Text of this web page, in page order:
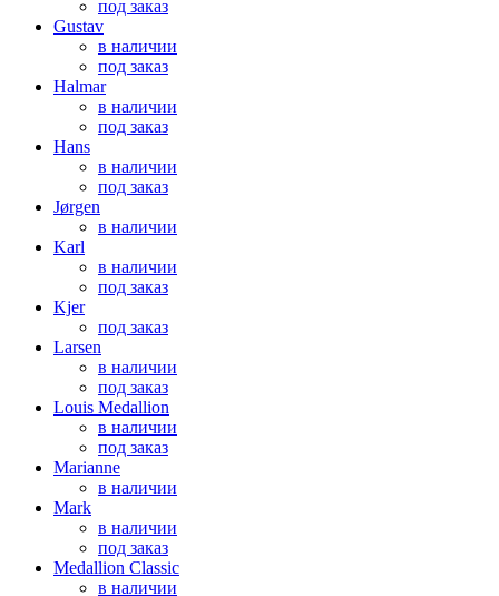
под заказ
Gustav
в наличии
под заказ
Halmar
в наличии
под заказ
Hans
в наличии
под заказ
Jørgen
в наличии
Karl
в наличии
под заказ
Kjer
под заказ
Larsen
в наличии
под заказ
Louis Medallion
в наличии
под заказ
Marianne
в наличии
Mark
в наличии
под заказ
Medallion Classic
в наличии